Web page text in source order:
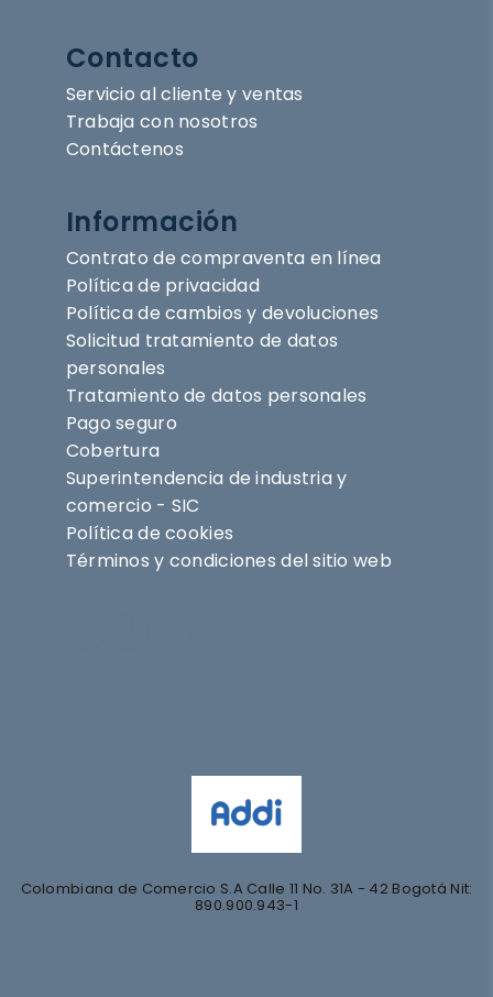
Contacto
Servicio al cliente y ventas
Trabaja con nosotros
Contáctenos
Información
Contrato de compraventa en línea
Política de privacidad
Política de cambios y devoluciones
Solicitud tratamiento de datos
personales
Tratamiento de datos personales
Pago seguro
Cobertura
Superintendencia de industria y
comercio - SIC
Política de cookies
Términos y condiciones del sitio web
Colombiana de Comercio S.A Calle 11 No. 31A - 42 Bogotá Nit:
890.900.943-1